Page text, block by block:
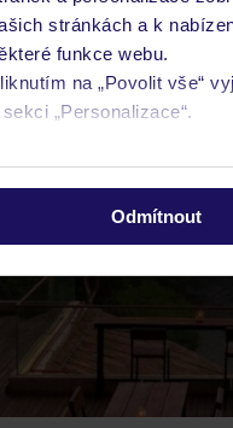
stránkách a k
funkce webu.
na „Povolit vše“
„Personalizace“.
informace o
Odmítnout